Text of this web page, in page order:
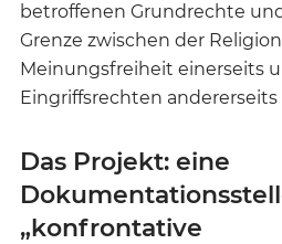
betroffenen Grundrechte
Grenze zwischen der
Meinungsfreiheit einerseits
Eingriffsrechten andererseits
Das Projekt: eine
„konfrontative